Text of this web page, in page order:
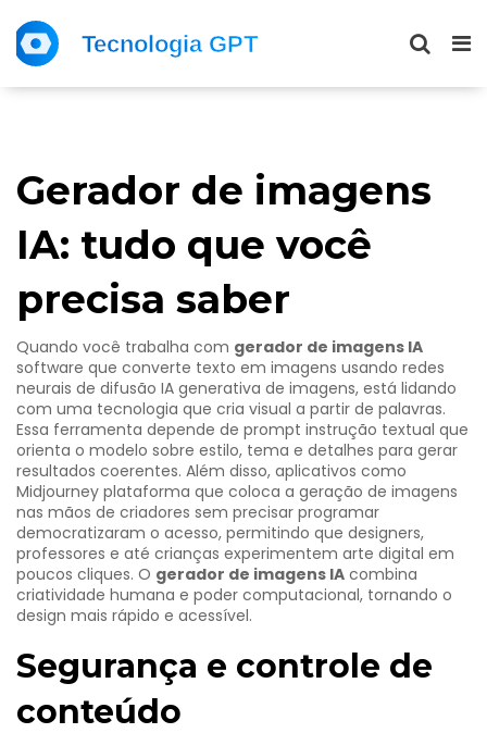
Gerador de imagens
IA: tudo que você
precisa saber
Quando você trabalha com gerador de imagens IA
software que converte texto em imagens usando redes
neurais de difusão IA generativa de imagens, está lidando
com uma tecnologia que cria visual a partir de palavras.
Essa ferramenta depende de prompt instrução textual que
orienta o modelo sobre estilo, tema e detalhes para gerar
resultados coerentes. Além disso, aplicativos como
Midjourney plataforma que coloca a geração de imagens
nas mãos de criadores sem precisar programar
democratizaram o acesso, permitindo que designers,
professores e até crianças experimentem arte digital em
poucos cliques. O gerador de imagens IA combina
criatividade humana e poder computacional, tornando o
design mais rápido e acessível.
Segurança e controle de
conteúdo